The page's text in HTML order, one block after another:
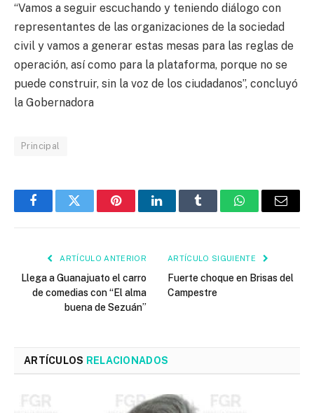
“Vamos a seguir escuchando y teniendo diálogo con
representantes de las organizaciones de la sociedad
civil y vamos a generar estas mesas para las reglas de
operación, así como para la plataforma, porque no se
puede construir, sin la voz de los ciudadanos”, concluyó
la Gobernadora
Principal
FacebookTwitter PinterestLinkedInTumblr WhatsAppEmail
ARTÍCULO ANTERIOR
Llega a Guanajuato el carro
de comedias con “El alma
buena de Sezuán”
ARTÍCULO SIGUIENTE
Fuerte choque en Brisas del
Campestre
ARTÍCULOS RELACIONADOS